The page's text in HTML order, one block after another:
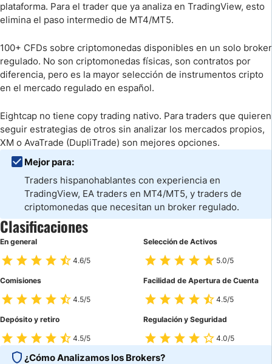
plataforma. Para el trader que ya analiza en TradingView, esto
elimina el paso intermedio de MT4/MT5.
100+ CFDs sobre criptomonedas disponibles en un solo broker
regulado. No son criptomonedas físicas, son contratos por
diferencia, pero es la mayor selección de instrumentos cripto
en el mercado regulado en español.
Eightcap no tiene copy trading nativo. Para traders que quieren
seguir estrategias de otros sin analizar los mercados propios,
XM o AvaTrade (DupliTrade) son mejores opciones.
Mejor para:
Traders hispanohablantes con experiencia en
TradingView, EA traders en MT4/MT5, y traders de
criptomonedas que necesitan un broker regulado.
Clasificaciones
En general
4.6/5
Comisiones
4.5/5
Depósito y retiro
4.5/5
Selección de Activos
5.0/5
Facilidad de Apertura de Cuenta
4.5/5
Regulación y Seguridad
4.0/5
¿Cómo Analizamos los Brokers?